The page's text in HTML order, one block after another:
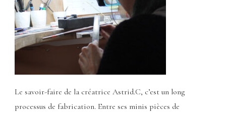
Le savoir-faire de la créatrice Astrid.C, c’est un long
processus de fabrication. Entre ses minis pièces de